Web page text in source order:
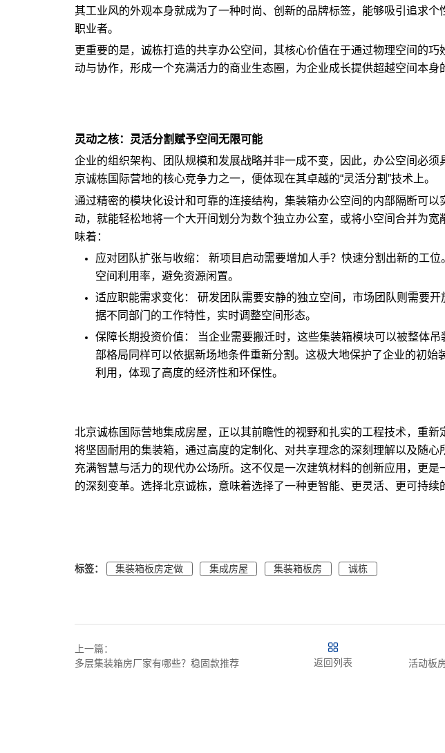
其工业风的外观本身就成为了一种时尚、创新的品牌标签，能够吸引追求个
职业者。
更重要的是，诚栋打造的共享办公空间，其核心价值在于通过物理空间的巧
动与协作，形成一个充满活力的商业生态圈，为企业成长提供超越空间本身
灵动之核：灵活分割赋予空间无限可能
企业的组织架构、团队规模和发展战略并非一成不变，因此，办公空间必须
京诚栋国际营地的核心竞争力之一，便体现在其卓越的“灵活分割”技术上。
通过精密的模块化设计和可靠的连接结构，集装箱办公空间的内部隔断可以
动，就能轻松地将一个大开间划分为数个独立办公室，或将小空间合并为宽
味着：
应对团队扩张与收缩： 新项目启动需要增加人手？快速分割出新的工
空间利用率，避免资源闲置。
适应职能需求变化： 研发团队需要安静的独立空间，市场团队则需要
据不同部门的工作特性，实时调整空间形态。
保障长期投资价值： 当企业需要搬迁时，这些集装箱模块可以被整体
部格局同样可以依据新场地条件重新分割。这极大地保护了企业的初始
利用，体现了高度的经济性和环保性。
北京诚栋国际营地集成房屋，正以其前瞻性的视野和扎实的工程技术，重新
将坚固耐用的集装箱，通过高度的定制化、对共享理念的深刻理解以及随心
充满智慧与活力的现代办公场所。这不仅是一次建筑材料的创新应用，更是
的深刻变革。选择北京诚栋，意味着选择了一种更智能、更灵活、更可持续
标签： 集装箱板房定做 集成房屋 集装箱板房 诚栋
上一篇：
多层集装箱房厂家有哪些？稳固款推荐
返回列表
活动板